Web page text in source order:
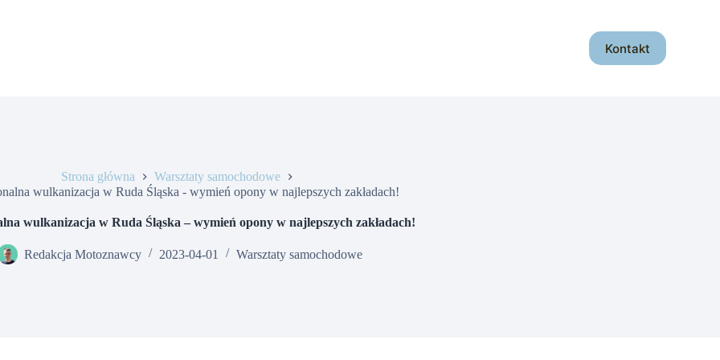
Kontakt
Strona główna
Warsztaty samochodowe
wulkanizacja w Ruda Śląska - wymień opony w najlepszych zakładach!
wulkanizacja w Ruda Śląska – wymień opony w najlepszych zakładach!
Redakcja Motoznawcy 2023-04-01 Warsztaty samochodowe